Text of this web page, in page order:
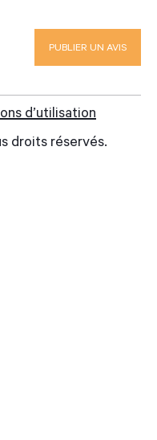
PUBLIER UN AVIS
d’utilisation
droits réservés.